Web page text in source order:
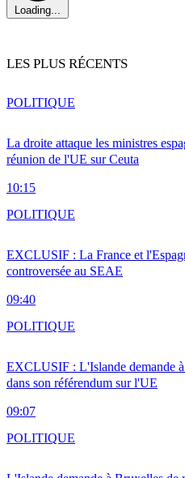
Loading...
LES PLUS RÉCENTS
La droite attaque les ministres
réunion de l'UE sur Ceuta
10:15
POLITIQUE
EXCLUSIF : La France et
controversée au SEAE
09:40
POLITIQUE
EXCLUSIF : L'Islande demande
dans son référendum sur l'UE
09:07
POLITIQUE
POLITIQUE